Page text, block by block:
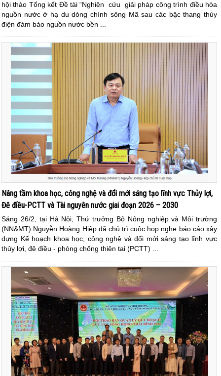
hội thảo Tổng kết Đề tài “Nghiên cứu giải pháp công trình điều hòa
nguồn nước ở hạ du dòng chính sông Mã sau các bậc thang thủy
điện đảm bảo nguồn nước bền ...
Nâng tầm khoa học, công nghệ và đổi mới sáng tạo lĩnh vực Thủy lợi,
Đê điều-PCTT và Tài nguyên nước giai đoạn 2026 – 2030
Sáng 26/2, tại Hà Nội, Thứ trưởng Bộ Nông nghiệp và Môi trường
(NN&MT) Nguyễn Hoàng Hiệp đã chủ trì cuộc họp nghe báo cáo xây
dựng Kế hoạch khoa học, công nghệ và đổi mới sáng tạo lĩnh vực
thủy lợi, đê điều - phòng chống thiên tai (PCTT) ...